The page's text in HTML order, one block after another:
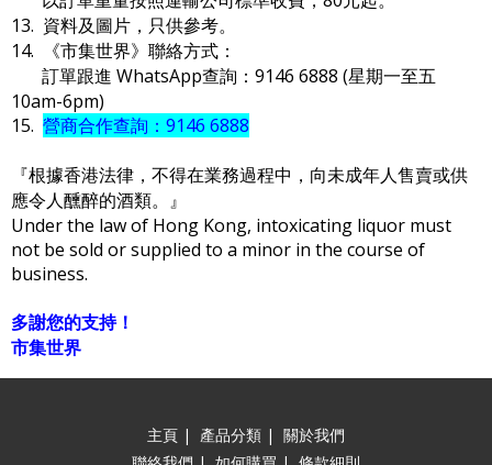
13. 資料及圖片，只供參考。
14. 《市集世界》聯絡方式：
訂單跟進 WhatsApp查詢：9146 6888 (星期一至五
10am-6pm)
15. 營商合作查詢：9146 6888
『根據香港法律，不得在業務過程中，向未成年人售賣或供
應令人醺醉的酒類。』
Under the law of Hong Kong, intoxicating liquor must
not be sold or supplied to a minor in the course of
business.
多謝您的支持！
市集世界
主頁 | 產品分類 | 關於我們